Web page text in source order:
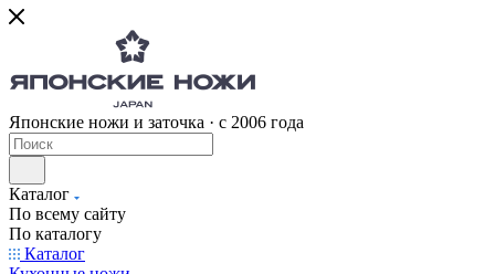
Японские ножи и заточка · с 2006 года
Каталог
По всему сайту
По каталогу
Каталог